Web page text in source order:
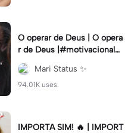
O operar de Deus | O opera
r de Deus |#motivacional#
deus#cristao#fe#viral
Mari Status ✨️
94.01K uses.
IMPORTA SIM! 🔥 | IMPORT